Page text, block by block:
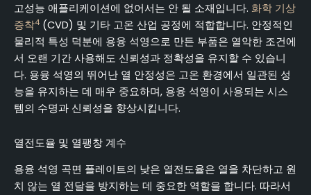
고성능 애플리케이션에 없어서는 안 될 소재입니다. 화학 기상
증착4 (CVD) 및 기타 고온 산업 공정에 적합합니다. 안정적인
물리적 특성 덕분에 용융 석영으로 만든 부품은 열악한 조건에
서 오랜 기간 사용해도 신뢰성과 정확성을 유지할 수 있습니
다. 용융 석영의 뛰어난 열 안정성은 고온 환경에서 일관된 성
능을 유지하는 데 매우 중요하며, 용융 석영이 사용되는 시스
템의 수명과 신뢰성을 향상시킵니다.
열전도율 및 열팽창 계수
용융 석영 곡면 플레이트의 낮은 열전도율은 열을 차단하고 원
치 않는 열 전달을 방지하는 데 중요한 역할을 합니다. 따라서